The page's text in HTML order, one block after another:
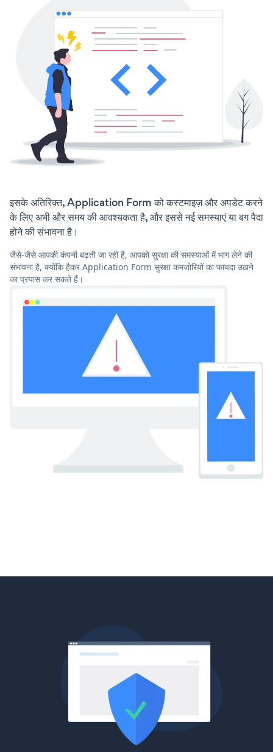
इसके अतिरिक्त, Application Form को कस्टमाइज़ और अपडेट करने
के लिए अभी और समय की आवश्यकता है, और इससे नई समस्याएं या बग पैदा
होने की संभावना है।
जैसे-जैसे आपकी कंपनी बढ़ती जा रही है, आपको सुरक्षा की समस्याओं में भाग लेने की
संभावना है, क्योंकि हैकर Application Form सुरक्षा कमजोरियों का फायदा उठाने
का प्रयास कर सकते हैं।